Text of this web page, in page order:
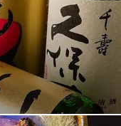
すい定番の日本酒か
酒まで幅広くご用意。
を、存分にご堪能く
！